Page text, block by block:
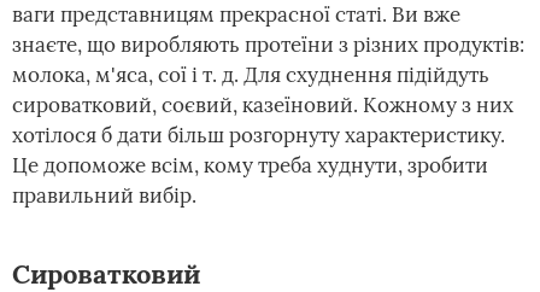
ваги представницям прекрасної статі. Ви вже
знаєте, що виробляють протеїни з різних продуктів:
молока, м'яса, сої і т. д. Для схуднення підійдуть
сироватковий, соєвий, казеїновий. Кожному з них
хотілося б дати більш розгорнуту характеристику.
Це допоможе всім, кому треба худнути, зробити
правильний вибір.
Сироватковий